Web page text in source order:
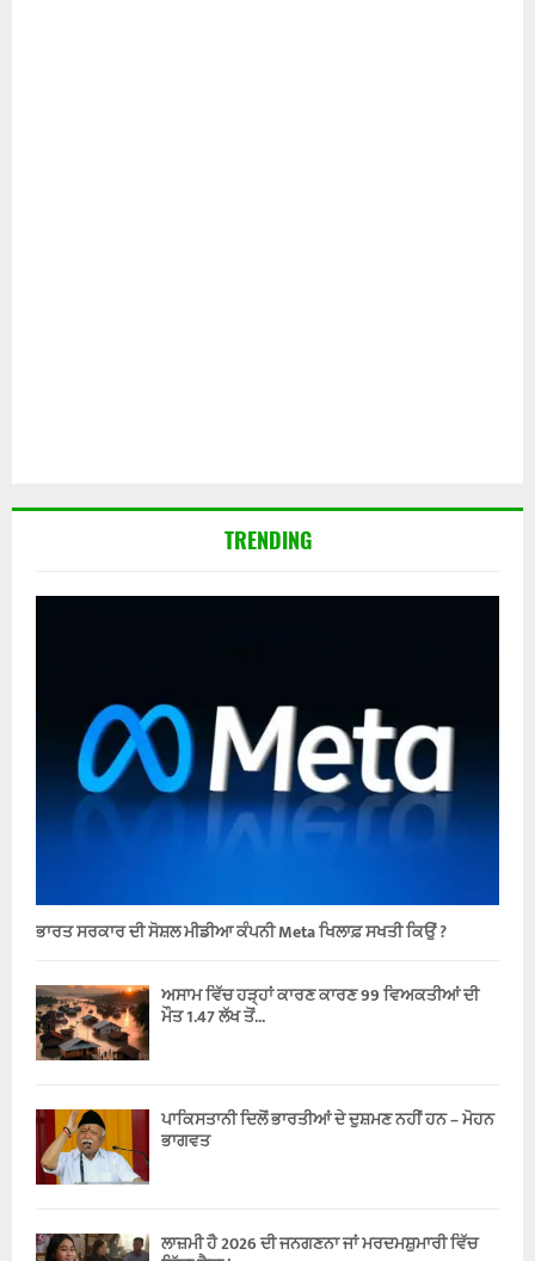
TRENDING
ਭਾਰਤ ਸਰਕਾਰ ਦੀ ਸੋਸ਼ਲ ਮੀਡੀਆ ਕੰਪਨੀ Meta ਖਿਲਾਫ਼ ਸਖਤੀ ਕਿਉਂ ?
ਅਸਾਮ ਵਿੱਚ ਹੜ੍ਹਾਂ ਕਾਰਣ ਕਾਰਣ 99 ਵਿਅਕਤੀਆਂ ਦੀ
ਮੌਤ 1.47 ਲੱਖ ਤੋਂ...
ਪਾਕਿਸਤਾਨੀ ਦਿਲੋਂ ਭਾਰਤੀਆਂ ਦੇ ਦੁਸ਼ਮਣ ਨਹੀਂ ਹਨ – ਮੋਹਨ
ਭਾਗਵਤ
ਲਾਜ਼ਮੀ ਹੈ 2026 ਦੀ ਜਨਗਣਨਾ ਜਾਂ ਮਰਦਮਸ਼ੁਮਾਰੀ ਵਿੱਚ